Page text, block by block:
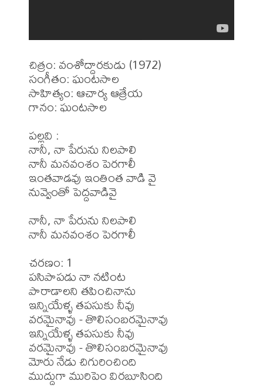
చిత్రం: వంశోద్దారకుడు (1972)
సంగీతం: ఘంటసాల
సాహిత్యం: ఆచార్య ఆత్రేయ
గానం: ఘంటసాల
పల్లవి :
నానీ, నా పేరును నిలపాలి
నానీ మనవంశం పెరగాలీ
ఇంతవాడవు ఇంతింత వాడి వై
నువ్వెంతో పెద్దవాడివై
నానీ, నా పేరును నిలపాలి
నానీ మనవంశం పెరగాలీ
చరణం: 1
పసిపాపడు నా నటింట
పారాడాలని తపించినాను
ఇన్నియేళ్ళ తపసుకు నీవు
వరమైనావు - తొలిసంబరమైనావు
ఇన్నియేళ్ళ తపసుకు నీవు
వరమైనావు - తొలిసంబరమైనావు
మోరు నేడు చిగురించింది
ముద్దుగా మురిపెం విరబూసింది